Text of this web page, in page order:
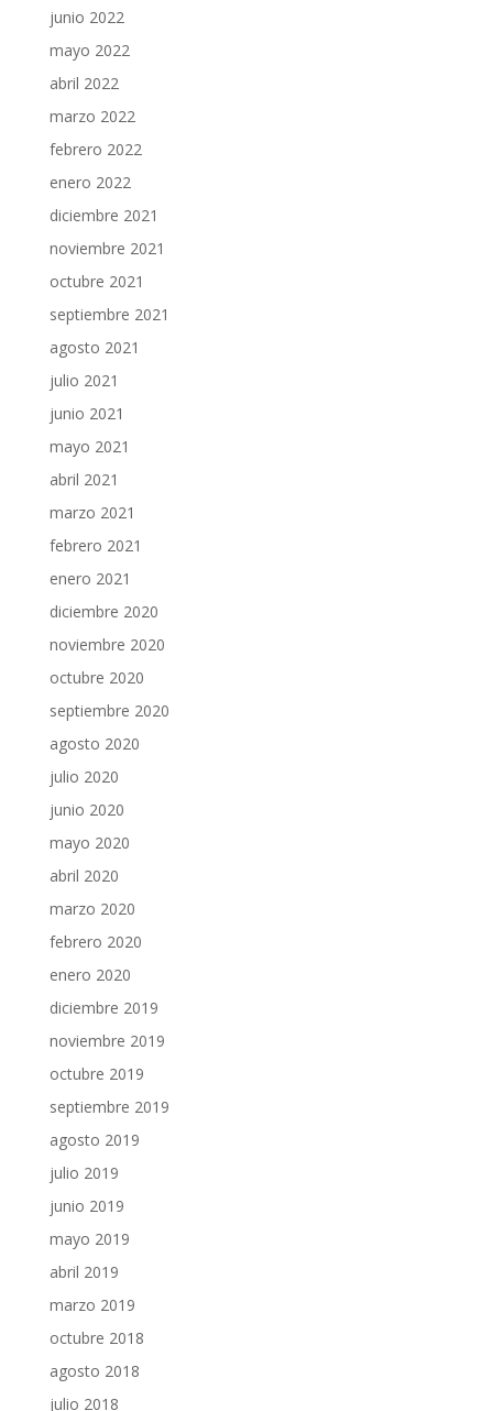
junio 2022
mayo 2022
abril 2022
marzo 2022
febrero 2022
enero 2022
diciembre 2021
noviembre 2021
octubre 2021
septiembre 2021
agosto 2021
julio 2021
junio 2021
mayo 2021
abril 2021
marzo 2021
febrero 2021
enero 2021
diciembre 2020
noviembre 2020
octubre 2020
septiembre 2020
agosto 2020
julio 2020
junio 2020
mayo 2020
abril 2020
marzo 2020
febrero 2020
enero 2020
diciembre 2019
noviembre 2019
octubre 2019
septiembre 2019
agosto 2019
julio 2019
junio 2019
mayo 2019
abril 2019
marzo 2019
octubre 2018
agosto 2018
julio 2018